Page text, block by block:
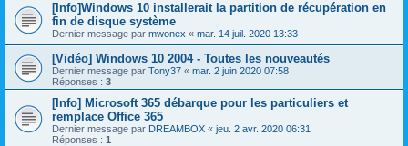
[Info]Windows 10 installerait la partition de récupération en
fin de disque système
Dernier message par mwonex « mar. 14 juil. 2020 13:33
[Vidéo] Windows 10 2004 - Toutes les nouveautés
Dernier message par Tony37 « mar. 2 juin 2020 07:58
Réponses : 3
[Info] Microsoft 365 débarque pour les particuliers et
remplace Office 365
Dernier message par DREAMBOX « jeu. 2 avr. 2020 06:31
Réponses : 1